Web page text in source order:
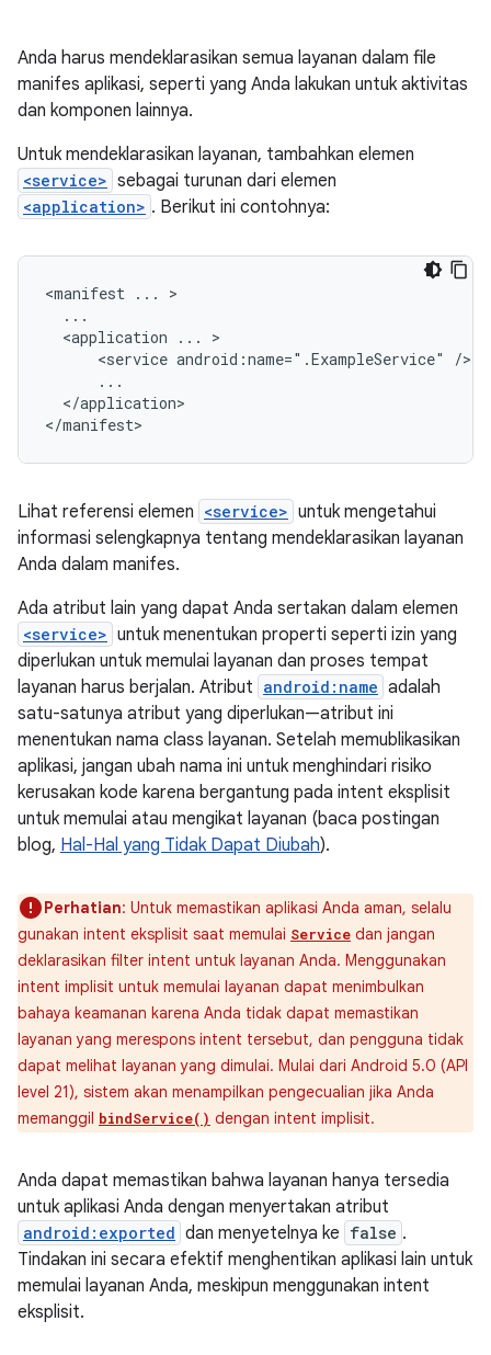
Anda harus mendeklarasikan semua layanan dalam file
manifes aplikasi, seperti yang Anda lakukan untuk aktivitas
dan komponen lainnya.
Untuk mendeklarasikan layanan, tambahkan elemen
<service> sebagai turunan dari elemen
<application> . Berikut ini contohnya:
<manifest ...
<application
...
<service android:name=".ExampleService"
</application>
</manifest>
Lihat referensi elemen <service> untuk mengetahui
informasi selengkapnya tentang mendeklarasikan layanan
Anda dalam manifes.
Ada atribut lain yang dapat Anda sertakan dalam elemen
<service> untuk menentukan properti seperti izin yang
diperlukan untuk memulai layanan dan proses tempat
layanan harus berjalan. Atribut android:name adalah
satu-satunya atribut yang diperlukan—atribut ini
menentukan nama class layanan. Setelah memublikasikan
aplikasi, jangan ubah nama ini untuk menghindari risiko
kerusakan kode karena bergantung pada intent eksplisit
untuk memulai atau mengikat layanan (baca postingan
blog, Hal-Hal yang Tidak Dapat Diubah).
Perhatian: Untuk memastikan aplikasi Anda aman, selalu
gunakan intent eksplisit saat memulai Service dan jangan
deklarasikan filter intent untuk layanan Anda. Menggunakan
intent implisit untuk memulai layanan dapat menimbulkan
bahaya keamanan karena Anda tidak dapat memastikan
layanan yang merespons intent tersebut, dan pengguna tidak
dapat melihat layanan yang dimulai. Mulai dari Android 5.0 (API
level 21), sistem akan menampilkan pengecualian jika Anda
memanggil bindService() dengan intent implisit.
Anda dapat memastikan bahwa layanan hanya tersedia
untuk aplikasi Anda dengan menyertakan atribut
android:exported dan menyetelnya ke false .
Tindakan ini secara efektif menghentikan aplikasi lain untuk
memulai layanan Anda, meskipun menggunakan intent
eksplisit.